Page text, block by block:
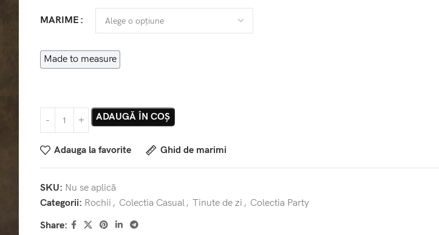
MARIME
Made to measure
ADAUGĂ ÎN COȘ
Adauga la favorite Ghid de marimi
SKU: Nu se aplică
Categorii: Rochii , Colectia Casual, Tinute de zi , Colectia Party
Share: